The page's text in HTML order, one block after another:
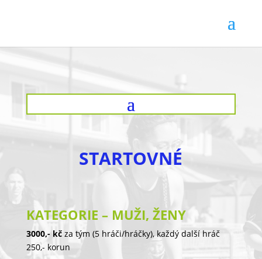
STARTOVNÉ
KATEGORIE – MUŽI, ŽENY
3000,- kčza tým (5 hráči/hráčky), každý další hráč
250,- korun